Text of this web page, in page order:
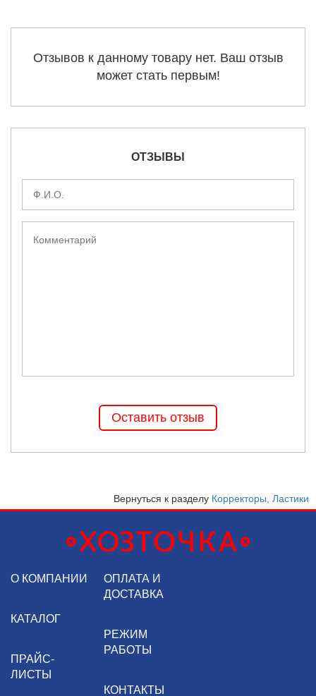
Отзывов к данному товару нет. Ваш отзыв
может стать первым!
ОТЗЫВЫ
Оставить отзыв
Вернуться к разделу Корректоры, Ластики
О КОМПАНИИ
КАТАЛОГ
ПРАЙС-
ЛИСТЫ
ОПЛАТА И
ДОСТАВКА
РЕЖИМ
РАБОТЫ
КОНТАКТЫ